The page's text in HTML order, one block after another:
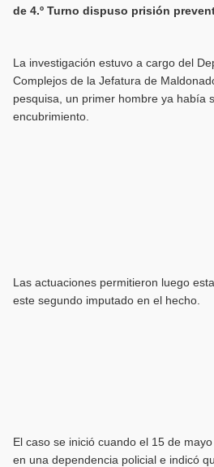
de 4.º Turno dispuso prisión
La investigación estuvo a cargo del
Complejos de la Jefatura de
pesquisa, un primer hombre ya había
encubrimiento.
Las actuaciones permitieron luego
este segundo imputado en el hecho.
El caso se inició cuando el 15 de
en una dependencia policial e indicó